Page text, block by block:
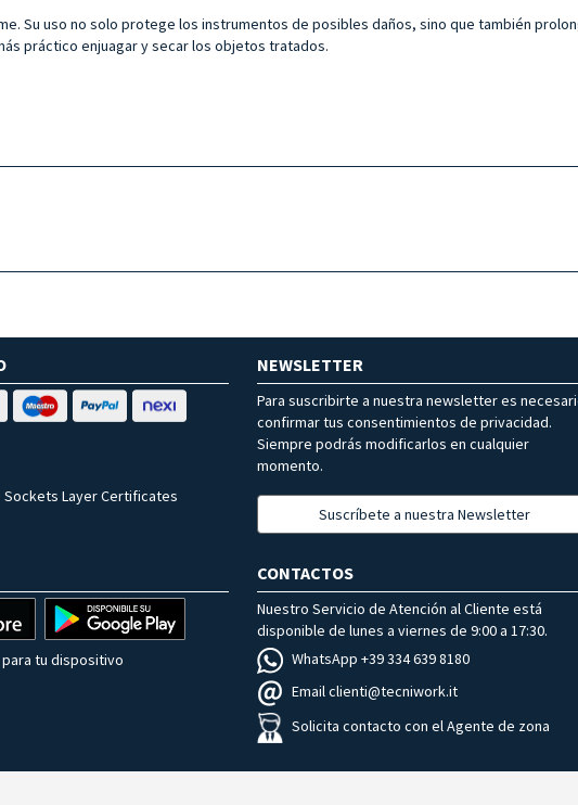
Su uso no solo protege los instrumentos de posibles daños, sino que también
práctico enjuagar y secar los objetos tratados.
Sockets Layer Certificates
NEWSLETTER
Para suscribirte a nuestra newsletter es
confirmar tus consentimientos de privacidad.
Siempre podrás modificarlos en cualquier
momento.
Suscríbete a nuestra Newsletter
tu dispositivo
CONTACTOS
Nuestro Servicio de Atención al Cliente está
disponible de lunes a viernes de 9:00 a 17:30.
WhatsApp +39 334 639 8180
Email clienti@tecniwork.it
Solicita contacto con el Agente de zona